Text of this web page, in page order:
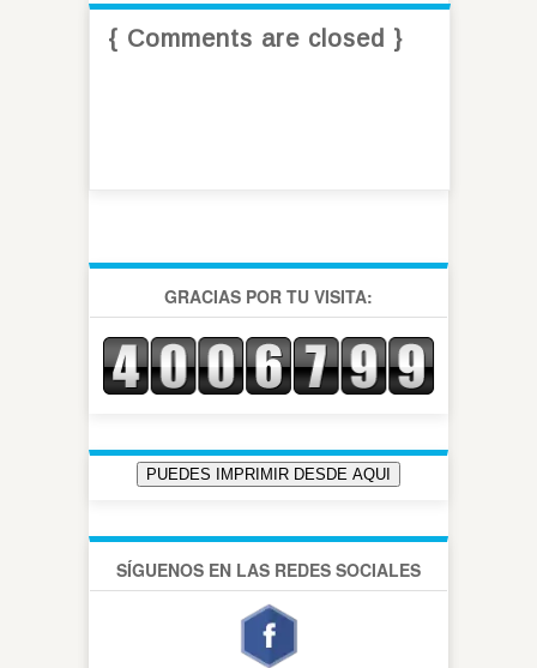
{ Comments are closed }
GRACIAS POR TU VISITA:
SÍGUENOS EN LAS REDES SOCIALES